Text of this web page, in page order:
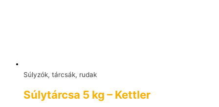
Súlyzók, tárcsák, rudak
Súlytárcsa 5 kg – Kettler